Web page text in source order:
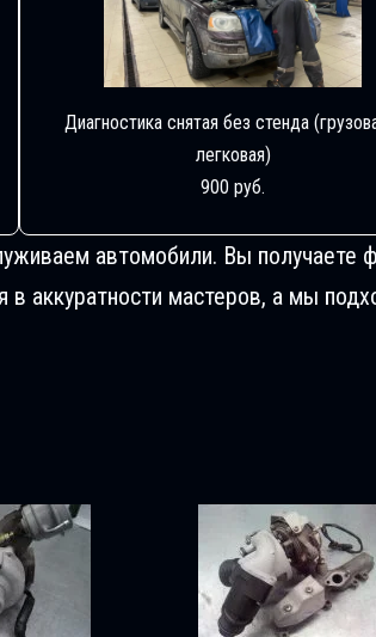
Диагностика снятая без стенда
легковая)
900 руб.
автомобили. Вы получаете
аккуратности мастеров, а мы